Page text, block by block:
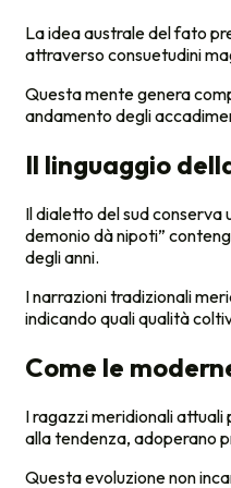
La idea australe del fato
attraverso consuetudini
Questa mente genera
andamento degli
Il linguaggio
Il dialetto del sud conserva
demonio dà nipoti”
degli anni.
I narrazioni tradizionali
indicando quali qualità
Come le
I ragazzi meridionali
alla tendenza, adoperano
Questa evoluzione non